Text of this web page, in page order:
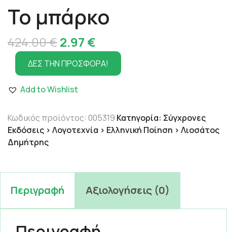
Το μπάρκο
424.00€Original
price
was:
424.00 €.
2.97 €
τρέχουσα
τιμή
2.97 €.
ΔΕΣ ΤΗΝ ΠΡΟΣΦΟΡΑ!
Add to Wishlist
Κωδικός προϊόντος: 005319 Κατηγορία: Σύγχρονες
Εκδόσεις > Λογοτεχνία > Ελληνική Ποίηση > Λιοσάτος
Δημήτρης
Περιγραφή Αξιολογήσεις (0)